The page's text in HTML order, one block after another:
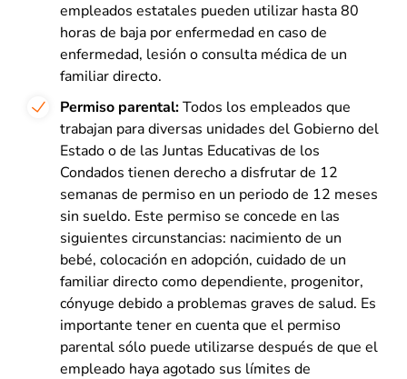
empleados estatales pueden utilizar hasta 80
horas de baja por enfermedad en caso de
enfermedad, lesión o consulta médica de un
familiar directo.
Permiso parental:Todos los empleados que
trabajan para diversas unidades del Gobierno del
Estado o de las Juntas Educativas de los
Condados tienen derecho a disfrutar de 12
semanas de permiso en un periodo de 12 meses
sin sueldo. Este permiso se concede en las
siguientes circunstancias: nacimiento de un
bebé, colocación en adopción, cuidado de un
familiar directo como dependiente, progenitor,
cónyuge debido a problemas graves de salud. Es
importante tener en cuenta que el permiso
parental sólo puede utilizarse después de que el
empleado haya agotado sus límites de